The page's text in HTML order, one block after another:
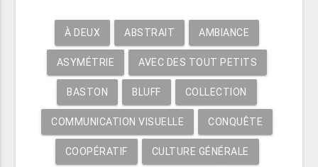
À DEUX ABSTRAIT AMBIANCE
ASYMÉTRIE AVEC DES TOUT PETITS
BASTON BLUFF COLLECTION
COMMUNICATION VISUELLE CONQUÊTE
COOPÉRATIF CULTURE GÉNÉRALE